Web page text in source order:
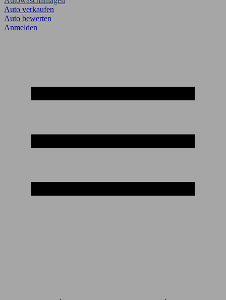
Auto verkaufen
Auto bewerten
Anmelden